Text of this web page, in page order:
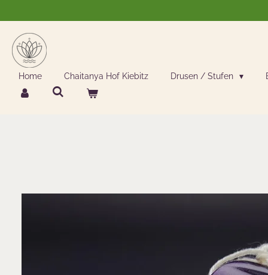
Hauptinhalt
springen
Home Chaitanya Hof Kiebitz Drusen / Stufen